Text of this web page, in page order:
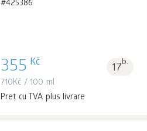
#425386
355 Kč 17b.
710Kč / 100 ml
Preț cu TVA plus livrare